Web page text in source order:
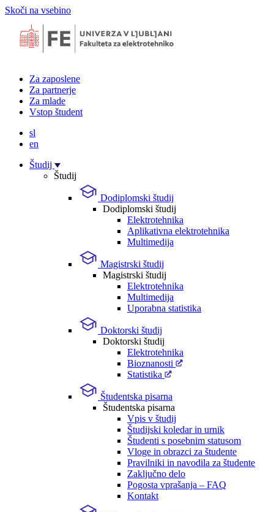
Skoči na vsebino
Za zaposlene
Za partnerje
Za mlade
Vstop študent
sl
en
Študij
Študij
Dodiplomski študij
Dodiplomski študij
Elektrotehnika
Aplikativna elektrotehnika
Multimedija
Magistrski študij
Magistrski študij
Elektrotehnika
Multimedija
Uporabna statistika
Doktorski študij
Doktorski študij
Elektrotehnika
Bioznanosti
Statistika
Študentska pisarna
Študentska pisarna
Vpis v študij
Študijski koledar in urnik
Študenti s posebnim statusom
Vloge in obrazci za študente
Pravilniki in navodila za študente
Zaključno delo
Pogosta vprašanja – FAQ
Kontakt